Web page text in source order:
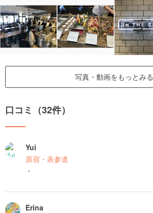
写真・動画をもっとみる
口コミ（32件）
Yui
原宿・表参道
・
Erina